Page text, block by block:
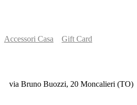
Accessori Casa Gift Card
via Bruno Buozzi, 20 Moncalieri (TO)